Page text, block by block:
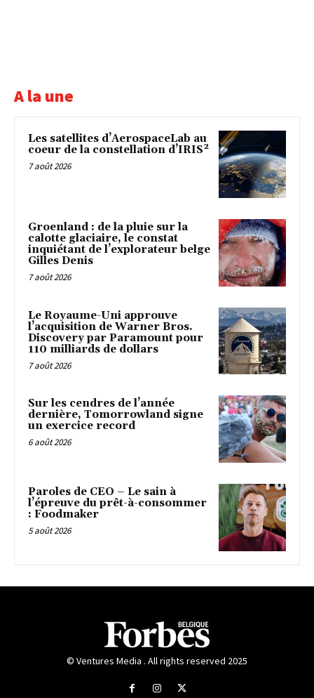
A la une
Les satellites d’AerospaceLab au
coeur de la constellation d’IRIS²
7 août 2026
Groenland : de la pluie sur la
calotte glaciaire, le constat
inquiétant de l’explorateur belge
Gilles Denis
7 août 2026
Le Royaume-Uni approuve
l’acquisition de Warner Bros.
Discovery par Paramount pour
110 milliards de dollars
7 août 2026
Sur les cendres de l’année
dernière, Tomorrowland signe
un exercice record
6 août 2026
Paroles de CEO – Le sain à
l’épreuve du prêt-à-consommer
: Foodmaker
5 août 2026
© Ventures Media . All rights reserved 2025